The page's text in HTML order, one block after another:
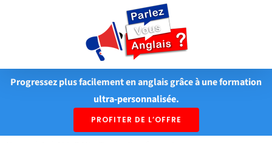
Progressez plus facilement en anglais grâce à une formation
ultra-personnalisée.
PROFITER DE L’OFFRE